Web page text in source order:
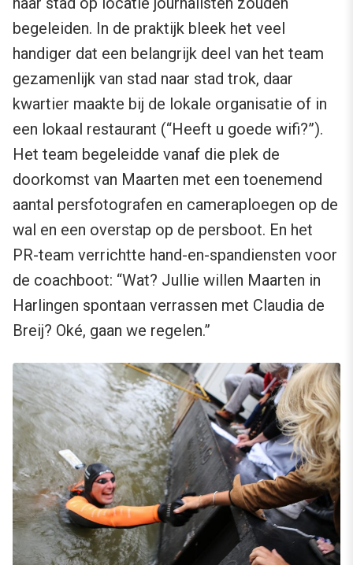
begeleiden. In de praktijk bleek het veel
handiger dat een belangrijk deel van het team
gezamenlijk van stad naar stad trok, daar
kwartier maakte bij de lokale organisatie of in
een lokaal restaurant (“Heeft u goede wifi?”).
Het team begeleidde vanaf die plek de
doorkomst van Maarten met een toenemend
aantal persfotografen en cameraploegen op de
wal en een overstap op de persboot. En het
PR-team verrichtte hand-en-spandiensten voor
de coachboot: “Wat? Jullie willen Maarten in
Harlingen spontaan verrassen met Claudia de
Breij? Oké, gaan we regelen.”